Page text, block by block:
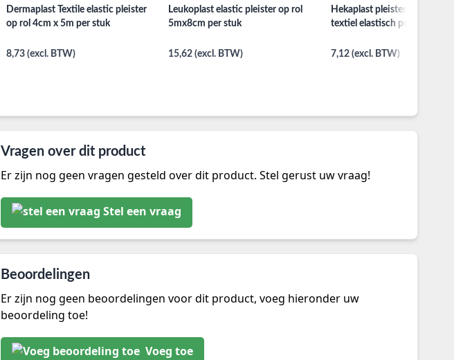
Dermaplast Textile elastic pleister
op rol 4cm x 5m per stuk
8,73 (excl. BTW)
Leukoplast elastic pleister op rol
5mx8cm per stuk
15,62 (excl. BTW)
Hekaplast pleister 19x72mm
textiel elastisch per 100st.
7,12 (excl. BTW)
Vragen over dit product
Er zijn nog geen vragen gesteld over dit product. Stel gerust uw vraag!
Stel een vraag
Beoordelingen
Er zijn nog geen beoordelingen voor dit product, voeg hieronder uw
beoordeling toe!
Voeg toe